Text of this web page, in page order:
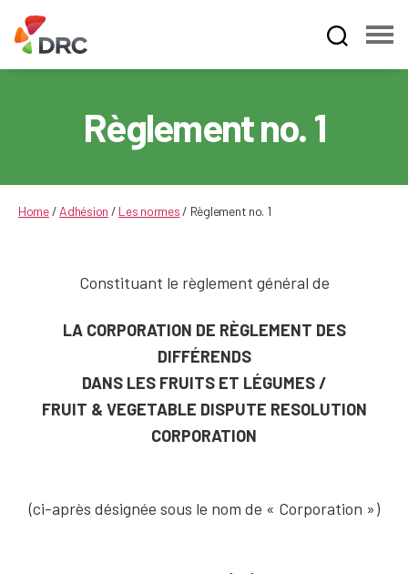
Dispute
Resolution
Règlement no. 1
Home/ Adhésion / Les normes / Règlement no. 1
Constituant le règlement général de
LA CORPORATION DE RÈGLEMENT DES
DIFFÉRENDS
DANS LES FRUITS ET LÉGUMES /
FRUIT & VEGETABLE DISPUTE RESOLUTION
CORPORATION
(ci-après désignée sous le nom de « Corporation »)